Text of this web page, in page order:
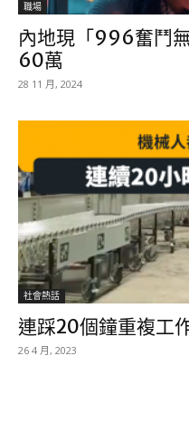
職場
內地現「996奮鬥
60萬
28 11 月, 2024
社會熱話
連踩20個鐘重複工
26 4 月, 2023